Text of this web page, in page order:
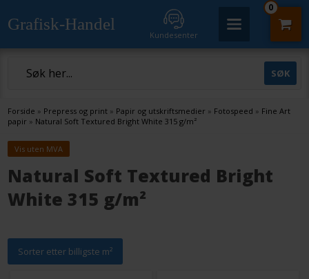
Grafisk-Handel
Kundesenter
0
Forside » Prepress og print » Papir og utskriftsmedier » Fotospeed » Fine Art
papir » Natural Soft Textured Bright White 315 g/m²
Vis uten MVA
Natural Soft Textured Bright
White 315 g/m²
Sorter etter billigste m²